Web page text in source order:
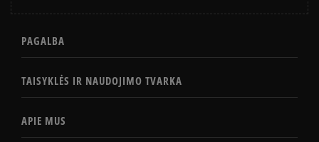
PAGALBA
TAISYKLĖS IR NAUDOJIMO TVARKA
APIE MUS